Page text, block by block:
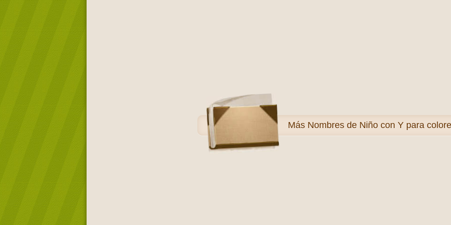
Más Nombres de Niño con Y para